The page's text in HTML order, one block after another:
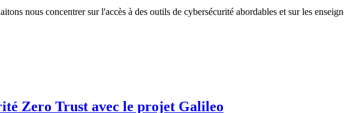
nous concentrer sur l'accès à des outils de cybersécurité abordables et sur les
Zero Trust avec le projet Galileo